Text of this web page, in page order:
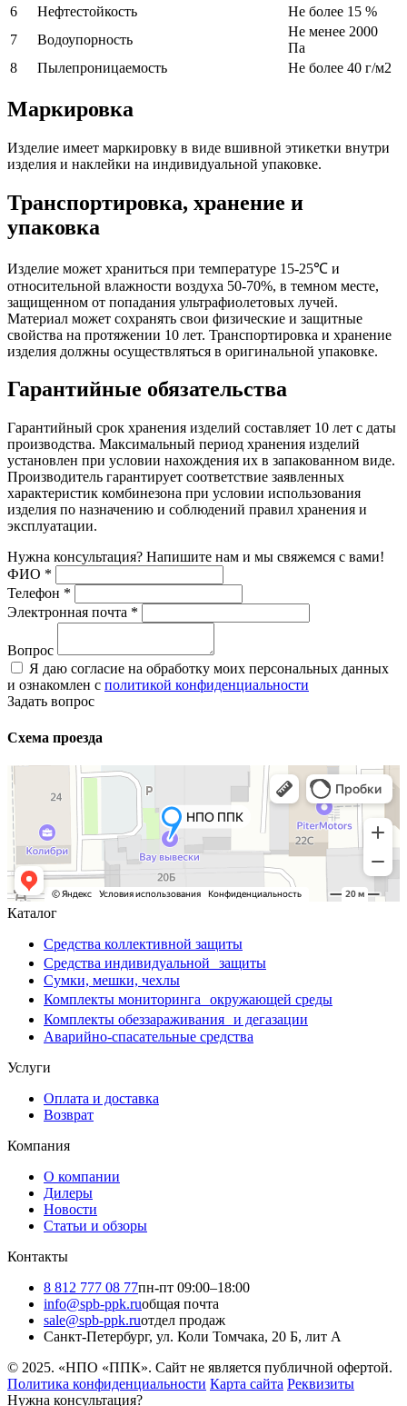
6
Нефтестойкость
Не более 15 %
7
Водоупорность
Не менее 2000
Па
8
Пылепроницаемость Не более 40 г/м2
Маркировка
Изделие имеет маркировку в виде вшивной этикетки внутри
изделия и наклейки на индивидуальной упаковке.
Транспортировка, хранение и
упаковка
Изделие может храниться при температуре 15-25℃ и
относительной влажности воздуха 50-70%, в темном месте,
защищенном от попадания ультрафиолетовых лучей.
Материал может сохранять свои физические и защитные
свойства на протяжении 10 лет. Транспортировка и хранение
изделия должны осуществляться в оригинальной упаковке.
Гарантийные обязательства
Гарантийный срок хранения изделий составляет 10 лет с даты
производства. Максимальный период хранения изделий
установлен при условии нахождения их в запакованном виде.
Производитель гарантирует соответствие заявленных
характеристик комбинезона при условии использования
изделия по назначению и соблюдений правил хранения и
эксплуатации.
Нужна консультация? Напишите нам и мы свяжемся с вами!
ФИО *
Телефон *
Электронная почта *
Вопрос
Я даю согласие на обработку моих персональных данных
и ознакомлен с политикой конфиденциальности
Задать вопрос
Схема проезда
Каталог
Средства коллективной защиты
Средства индивидуальной защиты
Сумки, мешки, чехлы
Комплекты мониторинга окружающей среды
Комплекты обеззараживания и дегазации
Аварийно-спасательные средства
Услуги
Оплата и доставка
Возврат
Компания
О компании
Дилеры
Новости
Статьи и обзоры
Контакты
8 812 777 08 77пн-пт 09:00–18:00
info@spb-ppk.ruобщая почта
sale@spb-ppk.ruотдел продаж
Санкт-Петербург, ул. Коли Томчака, 20 Б, лит А
© 2025. «НПО «ППК». Сайт не является публичной офертой.
Политика конфиденциальности Карта сайта Реквизиты
Нужна консультация?